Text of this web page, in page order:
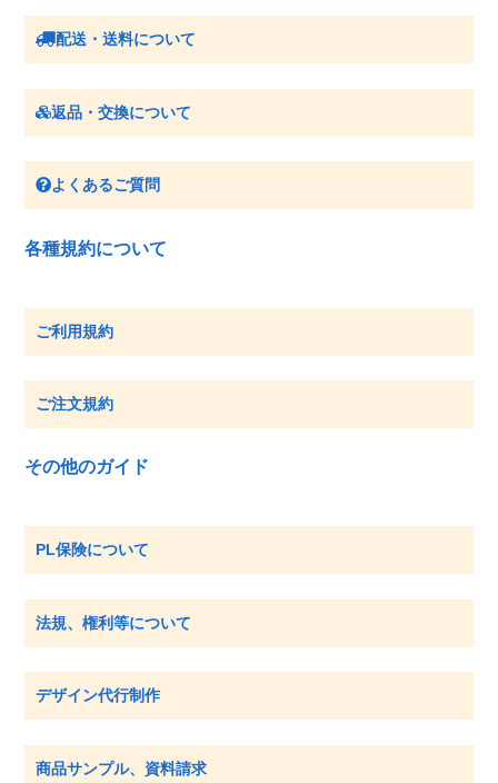
配送・送料について
返品・交換について
よくあるご質問
各種規約について
ご利用規約
ご注文規約
その他のガイド
PL保険について
法規、権利等について
デザイン代行制作
商品サンプル、資料請求